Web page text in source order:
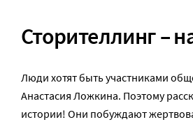
Сторителлинг –
Люди хотят быть участниками
Анастасия Ложкина. Поэтому
истории! Они побуждают